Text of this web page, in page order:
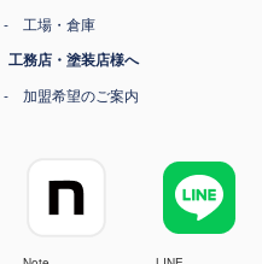
工場・倉庫
工務店・塗装店様へ
加盟希望のご案内